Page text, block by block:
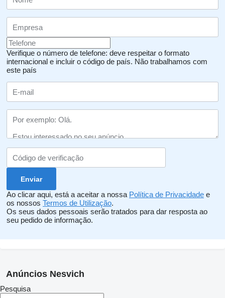
Verifique o número de telefone: deve respeitar o formato
internacional e incluir o código de país. Não trabalhamos com
este país
Ao clicar aqui, está a aceitar a nossa Política de Privacidade e
os nossos Termos de Utilização.
Os seus dados pessoais serão tratados para dar resposta ao
seu pedido de informação.
Anúncios Nesvich
Pesquisa